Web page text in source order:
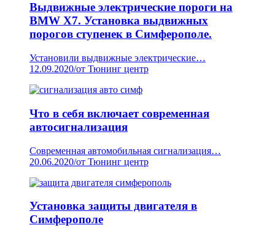
Выдвижные электрические пороги на
BMW X7. Установка выдвижных
порогов ступенек в Симферополе.
Установили выдвижные электрические…
12.09.2020/от Тюнинг центр
Что в себя включает современная
автосигнализация
Современная автомобильная сигнализация…
20.06.2020/от Тюнинг центр
Установка защиты двигателя в
Симферополе